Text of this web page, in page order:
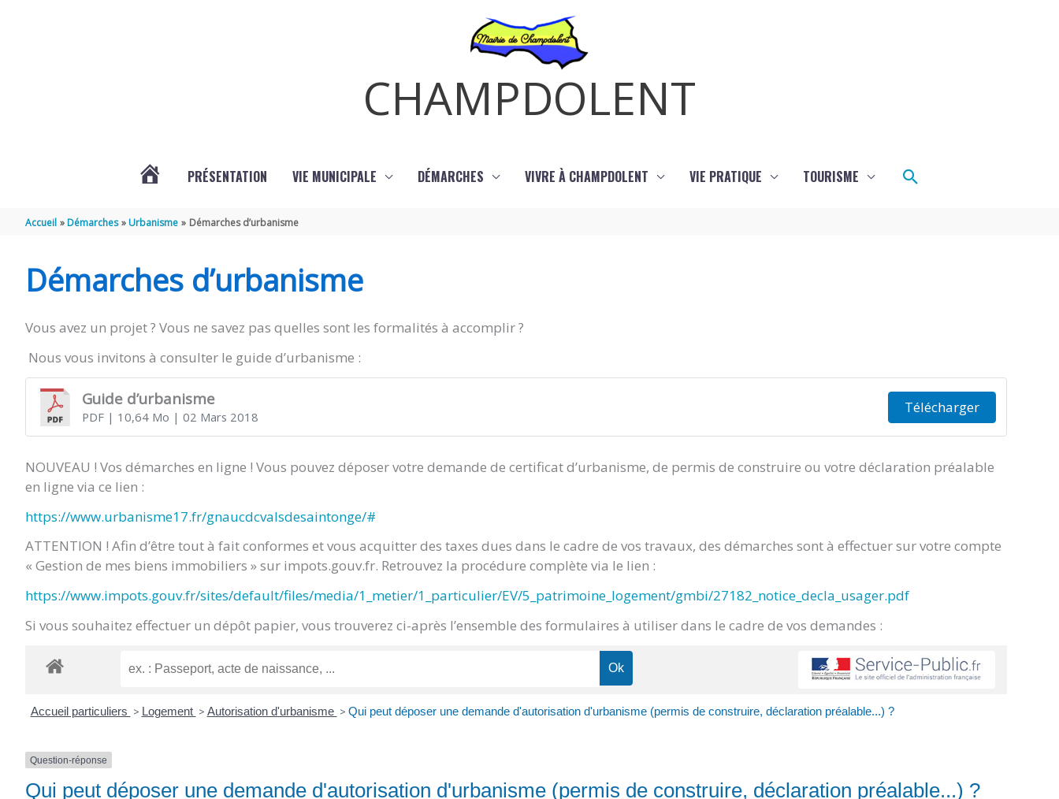
CHAMPDOLENT
PRÉSENTATION VIE MUNICIPALE DÉMARCHES VIVRE À CHAMPDOLENT VIE PRATIQUE TOURISME Rechercher
Accueil Démarches Urbanisme Démarches d’urbanisme
Démarches d’urbanisme
Vous avez un projet ? Vous ne savez pas quelles sont les formalités à accomplir ?
Nous vous invitons à consulter le guide d’urbanisme :
Guide d’urbanisme
PDF| 10,64 Mo | 02 Mars 2018
Télécharger
NOUVEAU ! Vos démarches en ligne ! Vous pouvez déposer votre demande de certificat d’urbanisme, de permis de construire ou votre déclaration préalable
en ligne via ce lien :
https://www.urbanisme17.fr/gnaucdcvalsdesaintonge/#
ATTENTION ! Afin d’être tout à fait conformes et vous acquitter des taxes dues dans le cadre de vos travaux, des démarches sont à effectuer sur votre compte
« Gestion de mes biens immobiliers » sur impots.gouv.fr. Retrouvez la procédure complète via le lien :
https://www.impots.gouv.fr/sites/default/files/media/1_metier/1_particulier/EV/5_patrimoine_logement/gmbi/27182_notice_decla_usager.pdf
Si vous souhaitez effectuer un dépôt papier, vous trouverez ci-après l’ensemble des formulaires à utiliser dans le cadre de vos demandes :
Accueil particuliers > Logement > Autorisation d'urbanisme > Qui peut déposer une demande d'autorisation d'urbanisme (permis de construire, déclaration préalable...) ?
Question-réponse
Qui peut déposer une demande d'autorisation d'urbanisme (permis de construire, déclaration préalable...) ?